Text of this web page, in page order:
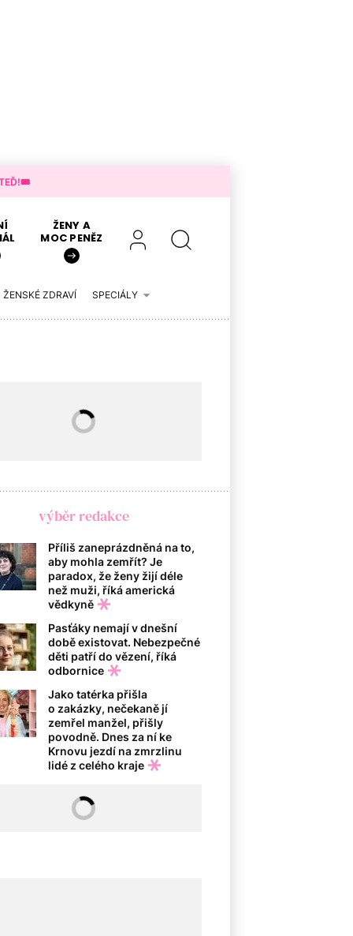
TEĎ!🎟️
ŽENY A
MOC PENĚZ
ŽENSKÉ ZDRAVÍ SPECIÁLY
výběr redakce
Příliš zaneprázdněná na to,
aby mohla zemřít? Je
paradox, že ženy žijí déle
než muži, říká americká
vědkyně
Pasťáky nemají v dnešní
době existovat. Nebezpečné
děti patří do vězení, říká
odbornice
Jako tatérka přišla
o zakázky, nečekaně jí
zemřel manžel, přišly
povodně. Dnes za ní ke
Krnovu jezdí na zmrzlinu
lidé z celého kraje